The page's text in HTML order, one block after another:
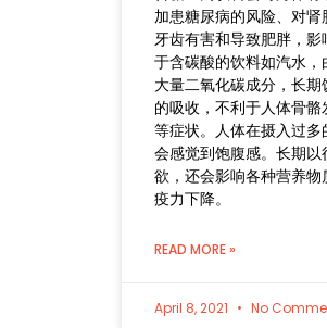
加患糖尿病的风险、对
牙齿有害和导致肥胖，
于含碳酸的饮料如汽水
大量二氧化碳成分，长
的吸收，不利于人体骨
等症状。人体在摄入过多
会感觉到饱腹感。长期
欲，还会影响各种营养
疫力下降。
READ MORE »
April 8, 2021 No